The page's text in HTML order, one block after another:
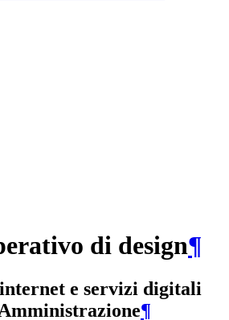
di design¶
e servizi digitali
¶